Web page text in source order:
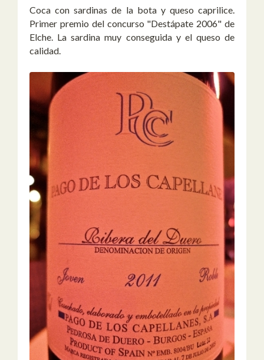
Coca con sardinas de la bota y queso caprilice.
Primer premio del concurso "Destápate 2006" de
Elche. La sardina muy conseguida y el queso de
calidad.